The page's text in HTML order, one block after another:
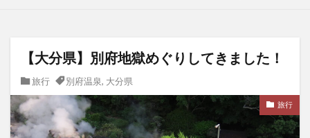
【大分県】別府地獄めぐりしてきました！
旅行 別府温泉, 大分県
旅行